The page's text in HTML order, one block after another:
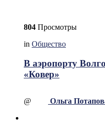
804 Просмотры
in Общество
В аэропорту
«Ковер»
@ Ольга